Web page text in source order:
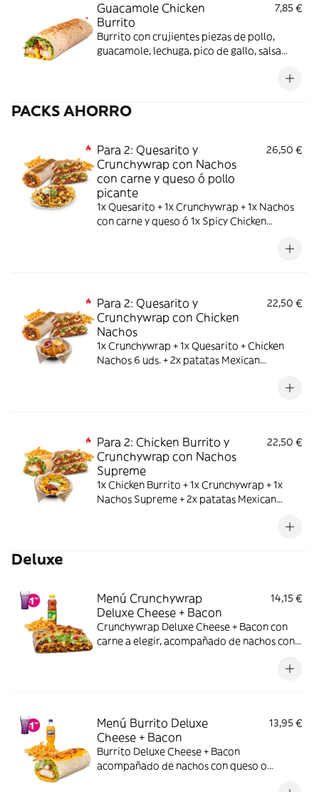
Guacamole Chicken
Burrito
7,85 €
Burrito con crujientes piezas de pollo,
guacamole, lechuga, pico de gallo, salsa
PACKS AHORRO
Para 2: Quesarito y
Crunchywrap con Nachos
con carne y queso ó pollo
picante
26,50 €
1x Quesarito + 1x Crunchywrap + 1x Nachos
con carne y queso ó 1x Spicy Chicken
Para 2: Quesarito y
Crunchywrap con Chicken
Nachos
22,50 €
1x Crunchywrap + 1x Quesarito + Chicken
Nachos 6 uds. + 2x patatas Mexican
Para 2: Chicken Burrito y
Crunchywrap con Nachos
Supreme
22,50 €
1x Chicken Burrito + 1x Crunchywrap + 1x
Nachos Supreme + 2x patatas Mexican
Deluxe
Menú Crunchywrap
Deluxe Cheese + Bacon
14,15 €
Crunchywrap Deluxe Cheese + Bacon con
carne a elegir, acompañado de nachos con
Menú Burrito Deluxe
Cheese + Bacon
13,95 €
Burrito Deluxe Cheese + Bacon
acompañado de nachos con queso o